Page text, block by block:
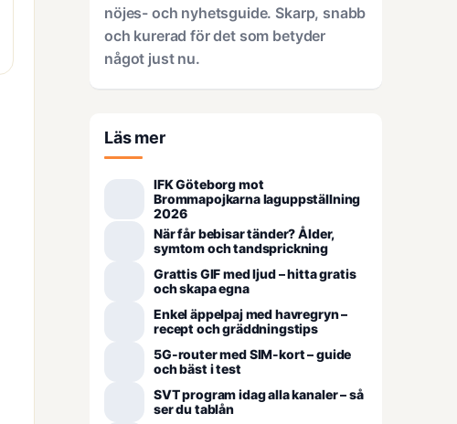
nöjes- och nyhetsguide. Skarp, snabb
och kurerad för det som betyder
något just nu.
Läs mer
IFK Göteborg mot
Brommapojkarna laguppställning
2026
När får bebisar tänder? Ålder,
symtom och tandsprickning
Grattis GIF med ljud – hitta gratis
och skapa egna
Enkel äppelpaj med havregryn –
recept och gräddningstips
5G-router med SIM-kort – guide
och bäst i test
SVT program idag alla kanaler – så
ser du tablån